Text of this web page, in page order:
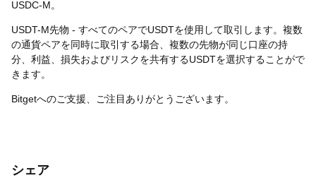
USDC-M。
USDT-M先物 - すべてのペアでUSDTを使用して取引します。複数
の通貨ペアを同時に取引する場合、複数の先物が同じ口座の持
分、利益、損失およびリスクを共有するUSDTを選択することがで
きます。
Bitgetへのご支援、ご注目ありがとうございます。
シェア